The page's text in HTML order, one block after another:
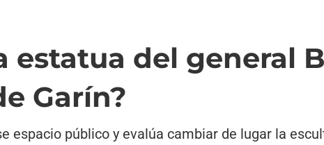
estatua del general
Garín?
espacio público y evalúa cambiar de lugar la